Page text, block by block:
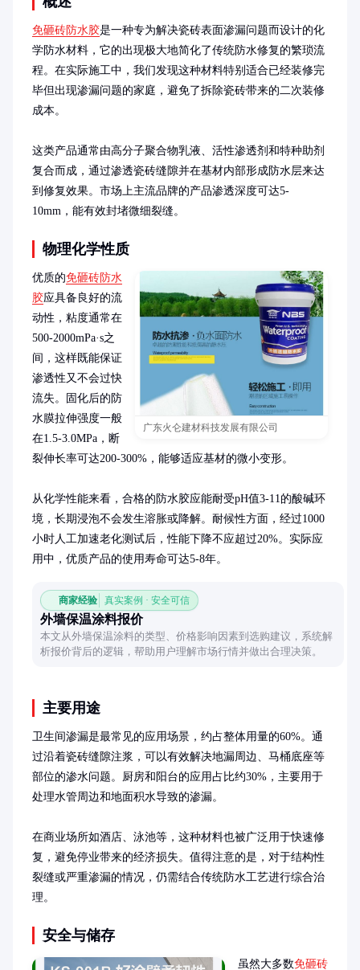
免砸砖防水胶是一种专为解决瓷砖表面渗漏问题而设计的化
学防水材料，它的出现极大地简化了传统防水修复的繁琐流
程。在实际施工中，我们发现这种材料特别适合已经装修完
毕但出现渗漏问题的家庭，避免了拆除瓷砖带来的二次装修
成本。
这类产品通常由高分子聚合物乳液、活性渗透剂和特种助剂
复合而成，通过渗透瓷砖缝隙并在基材内部形成防水层来达
到修复效果。市场上主流品牌的产品渗透深度可达5-
10mm，能有效封堵微细裂缝。
物理化学性质
广东火仑建材科技发展有限公司
优质的免砸砖防水
胶应具备良好的流
动性，粘度通常在
500-2000mPa·s之
间，这样既能保证
渗透性又不会过快
流失。固化后的防
水膜拉伸强度一般
在1.5-3.0MPa，断
裂伸长率可达200-300%，能够适应基材的微小变形。
从化学性能来看，合格的防水胶应能耐受pH值3-11的酸碱环
境，长期浸泡不会发生溶胀或降解。耐候性方面，经过1000
小时人工加速老化测试后，性能下降不应超过20%。实际应
用中，优质产品的使用寿命可达5-8年。
商家经验 真实案例 · 安全可信
外墙保温涂料报价
本文从外墙保温涂料的类型、价格影响因素到选购建议，系统解
析报价背后的逻辑，帮助用户理解市场行情并做出合理决策。
主要用途
卫生间渗漏是最常见的应用场景，约占整体用量的60%。通
过沿着瓷砖缝隙注浆，可以有效解决地漏周边、马桶底座等
部位的渗水问题。厨房和阳台的应用占比约30%，主要用于
处理水管周边和地面积水导致的渗漏。
在商业场所如酒店、泳池等，这种材料也被广泛用于快速修
复，避免停业带来的经济损失。值得注意的是，对于结构性
裂缝或严重渗漏的情况，仍需结合传统防水工艺进行综合治
理。
安全与储存
虽然大多数免砸砖